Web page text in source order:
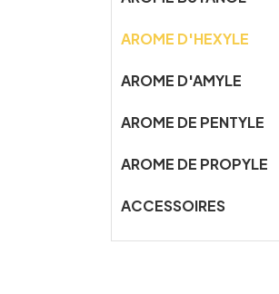
AROME D'HEXYLE
AROME D'AMYLE
AROME DE PENTYLE
AROME DE PROPYLE
ACCESSOIRES